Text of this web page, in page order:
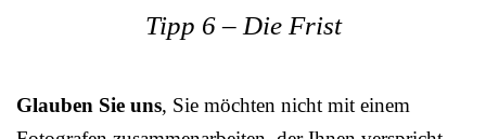
Tipp 6 – Die Frist
Glauben Sie uns, Sie möchten nicht mit einem